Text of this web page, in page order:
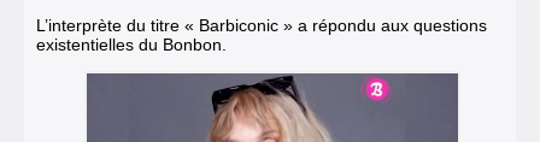
L’interprète du titre « Barbiconic » a répondu aux questions
existentielles du Bonbon.